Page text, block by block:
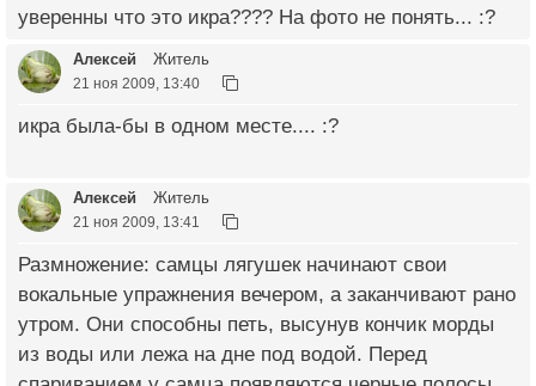
уверенны что это икра???? На фото не понять... :?
Алексей Житель
21 ноя 2009, 13:40
икра была-бы в одном месте.... :?
Алексей Житель
21 ноя 2009, 13:41
Размножение: самцы лягушек начинают свои
вокальные упражнения вечером, а заканчивают рано
утром. Они способны петь, высунув кончик морды
из воды или лежа на дне под водой. Перед